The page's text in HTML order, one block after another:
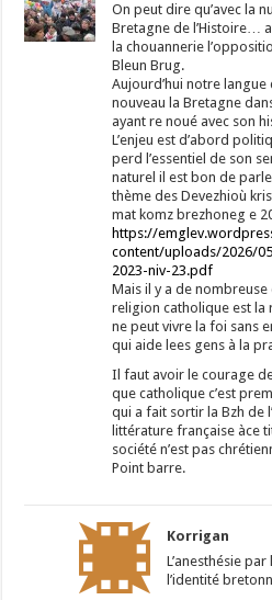
On peut dire qu’avec la
Bretagne de l’Histoire…
la chouannerie
Bleun Brug.
Aujourd’hui notre
nouveau la Bretagne
ayant re noué avec son
L’enjeu est d’abord
perd l’essentiel de son
naturel il est bon de
thème des Devezhioù
mat komz brezhoneg e
https://
content/uploads/2026/
2023-niv-23.pdf
Mais il y a de nombreuse
religion catholique est la
ne peut vivre la foi sans
qui aide lees gens à la
Il faut avoir le courage
que catholique c’est
qui a fait sortir la Bzh de
littérature française àce
société n’est pas
Point barre.
Korrigan
L’anesthésie
l’identité